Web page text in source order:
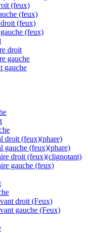
(feux)
(feux)
droit (feux)
(feux)
droit
gauche
gauche
droit (feux)(phare)
gauche (feux)(phare)
droit (feux)(clignotant)
gauche (feux)
droit (Feux)
gauche (Feux)